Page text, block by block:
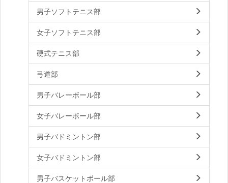
男子ソフトテニス部
女子ソフトテニス部
硬式テニス部
弓道部
男子バレーボール部
女子バレーボール部
男子バドミントン部
女子バドミントン部
男子バスケットボール部